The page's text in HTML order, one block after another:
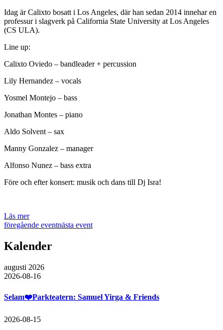
Idag är Calixto bosatt i Los Angeles, där han sedan 2014 innehar en
professur i slagverk på California State University at Los Angeles
(CS ULA).
Line up:
Calixto Oviedo – bandleader + percussion
Lily Hernandez – vocals
Yosmel Montejo – bass
Jonathan Montes – piano
Aldo Solvent – sax
Manny Gonzalez – manager
Alfonso Nunez – bass extra
Före och efter konsert: musik och dans till Dj Isra!
Läs mer
föregående eventnästa event
Kalender
augusti 2026
2026-08-16
Selam❤️Parkteatern: Samuel Yirga & Friends
2026-08-15